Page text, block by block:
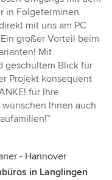
in Folgeterminen
mit uns am PC
großer Vorteil beim
Mit
geschultem Blick für
Projekt konsequent
für Ihre
Ihnen auch
- Hannover
in Langlingen